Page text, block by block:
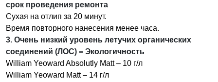
срок проведения ремонта
Сухая на отлип за 20 минут.
Время повторного нанесения менее часа.
3. Очень низкий уровень летучих органических
соединений (ЛОС) = Экологичность
William Yeoward Absolutly Matt – 10 г/л
William Yeoward Matt – 14 г/л